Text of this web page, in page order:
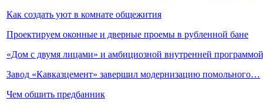
Как создать уют в комнате общежития
Проектируем оконные и дверные проемы в рубленной бане
«Дом с двумя лицами» и амбициозной внутренней программой
Завод «Кавказцемент» завершил модернизацию помольного…
Чем обшить предбанник